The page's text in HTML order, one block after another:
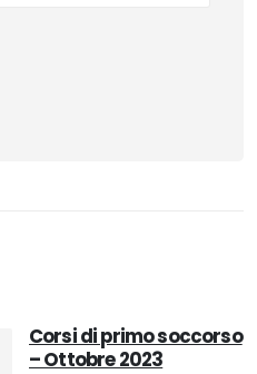
Corsi di primo soccorso
– Ottobre 2023